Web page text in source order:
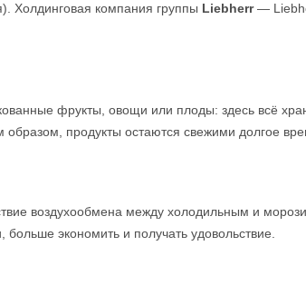
Холдинговая компания группы Liebherr—
фрукты, овощи или плоды: здесь всё
продукты остаются свежими долгое
воздухообмена между холодильным и
экономить и получать удовольствие.